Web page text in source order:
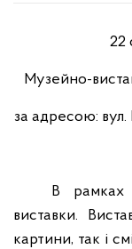
22
Музейно-
за адресою: вул.
В рамках
виставки.
картини, так і